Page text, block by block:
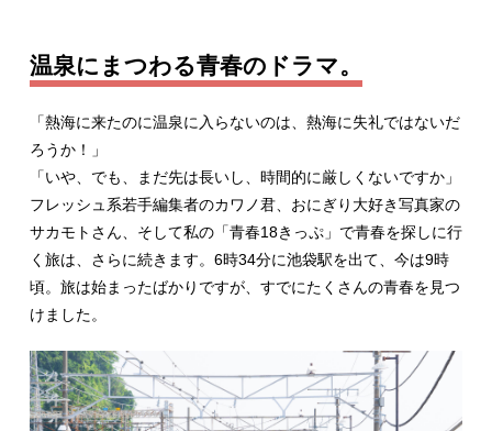
温泉にまつわる青春のドラマ。
「熱海に来たのに温泉に入らないのは、熱海に失礼ではないだ
ろうか！」
「いや、でも、まだ先は長いし、時間的に厳しくないですか」
フレッシュ系若手編集者のカワノ君、おにぎり大好き写真家の
サカモトさん、そして私の「青春18きっぷ」で青春を探しに行
く旅は、さらに続きます。6時34分に池袋駅を出て、今は9時
頃。旅は始まったばかりですが、すでにたくさんの青春を見つ
けました。